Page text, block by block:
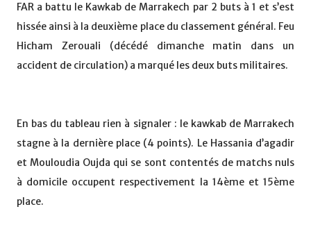
FAR a battu le Kawkab de Marrakech par 2 buts à 1 et s’est
hissée ainsi à la deuxième place du classement général. Feu
Hicham Zerouali (décédé dimanche matin dans un
accident de circulation) a marqué les deux buts militaires.
En bas du tableau rien à signaler : le kawkab de Marrakech
stagne à la dernière place (4 points). Le Hassania d’agadir
et Mouloudia Oujda qui se sont contentés de matchs nuls
à domicile occupent respectivement la 14ème et 15ème
place.